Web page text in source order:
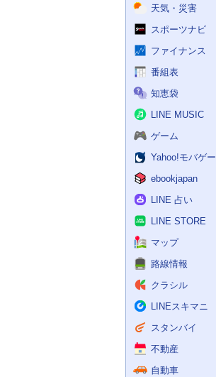
天気・災害
スポーツナビ
ファイナンス
番組表
知恵袋
LINE MUSIC
ゲーム
Yahoo!モバゲー
ebookjapan
LINE 占い
LINE STORE
マップ
路線情報
クラシル
LINEスキマニ
スタンバイ
不動産
自動車